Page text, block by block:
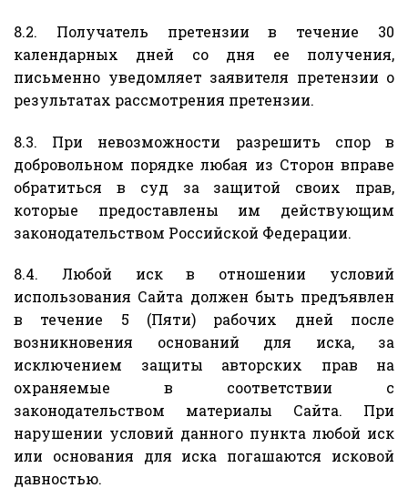
8.2. Получатель претензии в течение 30
календарных дней со дня ее получения,
письменно уведомляет заявителя претензии о
результатах рассмотрения претензии.
8.3. При невозможности разрешить спор в
добровольном порядке любая из Сторон вправе
обратиться в суд за защитой своих прав,
которые предоставлены им действующим
законодательством Российской Федерации.
8.4. Любой иск в отношении условий
использования Сайта должен быть предъявлен
в течение 5 (Пяти) рабочих дней после
возникновения оснований для иска, за
исключением защиты авторских прав на
охраняемые в соответствии с
законодательством материалы Сайта. При
нарушении условий данного пункта любой иск
или основания для иска погашаются исковой
давностью.